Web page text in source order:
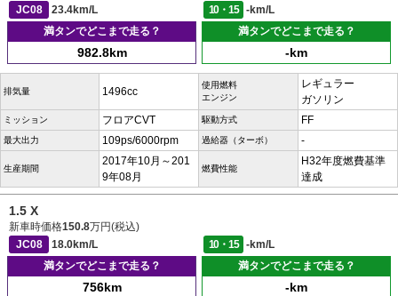
JC08
23.4km/L 10・15
-km/L
満タンでどこまで走る？
982.8km
満タンでどこまで走る？
-km
排気量 1496cc
使用燃料
エンジン
レギュラー
ガソリン
ミッション フロアCVT 駆動方式 FF
最大出力 109ps/6000rpm 過給器（ターボ） -
生産期間
2017年10月～201
9年08月
燃費性能
H32年度燃費基準
達成
1.5 X
新車時価格150.8万円(税込)
JC08
18.0km/L 10・15
-km/L
満タンでどこまで走る？
756km
満タンでどこまで走る？
-km